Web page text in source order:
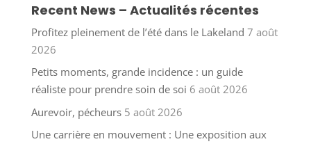
Recent News – Actualités récentes
Profitez pleinement de l’été dans le Lakeland 7 août
2026
Petits moments, grande incidence : un guide
réaliste pour prendre soin de soi 6 août 2026
Aurevoir, pécheurs 5 août 2026
Une carrière en mouvement : Une exposition aux